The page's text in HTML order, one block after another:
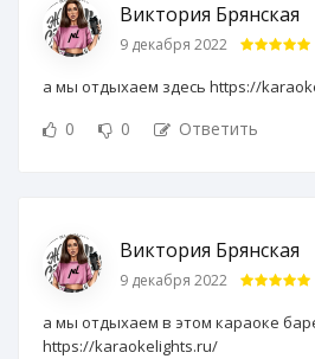
Виктория Брянская
9 декабря 2022
а мы отдыхаем здесь https://
0 0 Ответить
Виктория Брянская
9 декабря 2022
а мы отдыхаем в этом караоке
https://karaokelights.ru/